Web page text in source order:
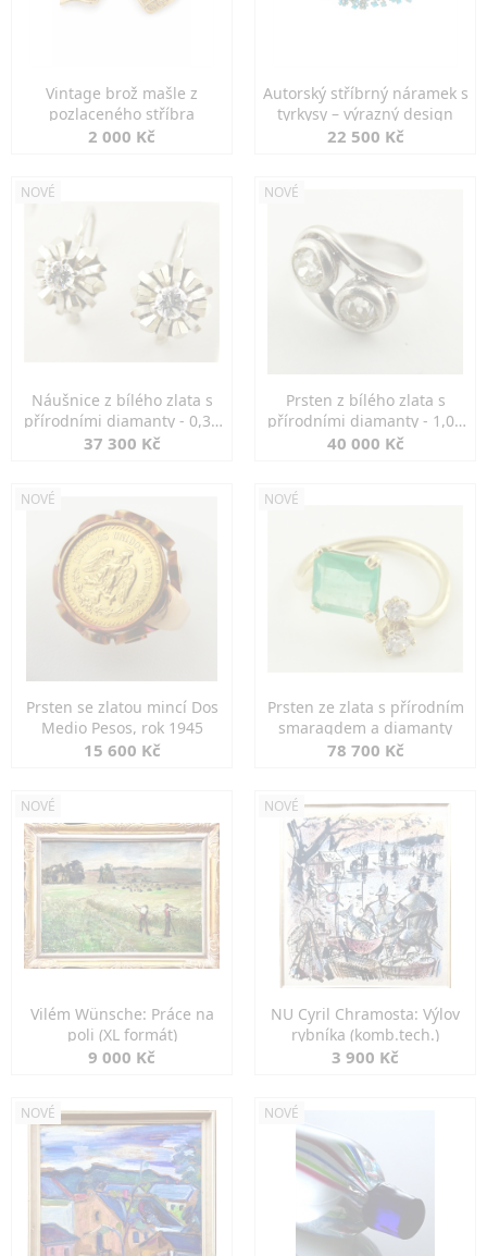
Vintage brož mašle z
pozlaceného stříbra
2 000 Kč
Autorský stříbrný náramek s
tyrkysy – výrazný design
22 500 Kč
NOVÉ
Náušnice z bílého zlata s
přírodními diamanty - 0,30
ct
37 300 Kč
NOVÉ
Prsten z bílého zlata s
přírodními diamanty - 1,00
ct
40 000 Kč
NOVÉ
Prsten se zlatou mincí Dos
Medio Pesos, rok 1945
15 600 Kč
NOVÉ
Prsten ze zlata s přírodním
smaragdem a diamanty
78 700 Kč
NOVÉ
Vilém Wünsche: Práce na
poli (XL formát)
9 000 Kč
NOVÉ
NU Cyril Chramosta: Výlov
rybníka (komb.tech.)
3 900 Kč
NOVÉ NOVÉ